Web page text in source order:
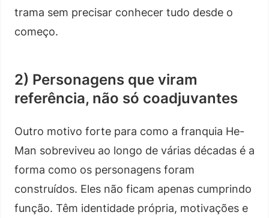
trama sem precisar conhecer tudo desde o
começo.
2) Personagens que viram
referência, não só coadjuvantes
Outro motivo forte para como a franquia He-
Man sobreviveu ao longo de várias décadas é a
forma como os personagens foram
construídos. Eles não ficam apenas cumprindo
função. Têm identidade própria, motivações e